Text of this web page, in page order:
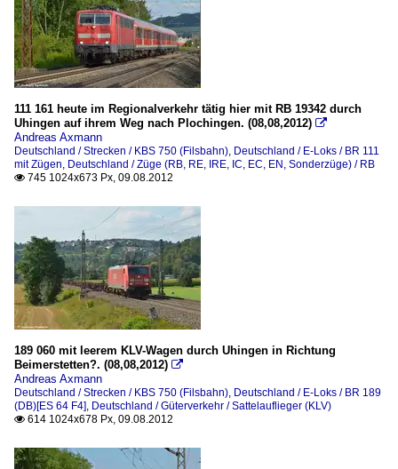
111 161 heute im Regionalverkehr tätig hier mit RB 19342 durch
Uhingen auf ihrem Weg nach Plochingen. (08,08,2012) 
Andreas Axmann
Deutschland / Strecken / KBS 750 (Filsbahn), Deutschland / E-Loks / BR 111
mit Zügen, Deutschland / Züge (RB, RE, IRE, IC, EC, EN, Sonderzüge) / RB
 745 1024x673 Px, 09.08.2012
189 060 mit leerem KLV-Wagen durch Uhingen in Richtung
Beimerstetten?. (08,08,2012) 
Andreas Axmann
Deutschland / Strecken / KBS 750 (Filsbahn), Deutschland / E-Loks / BR 189
(DB)[ES 64 F4], Deutschland / Güterverkehr / Sattelauflieger (KLV)
 614 1024x678 Px, 09.08.2012